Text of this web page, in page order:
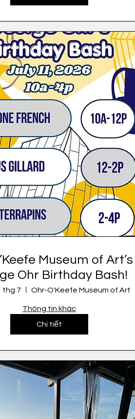
Museum of Art’s
Ohr Birthday Bash!
thg 7 Ohr-O'Keefe Museum of Art
Thông tin khác
Chi tiết